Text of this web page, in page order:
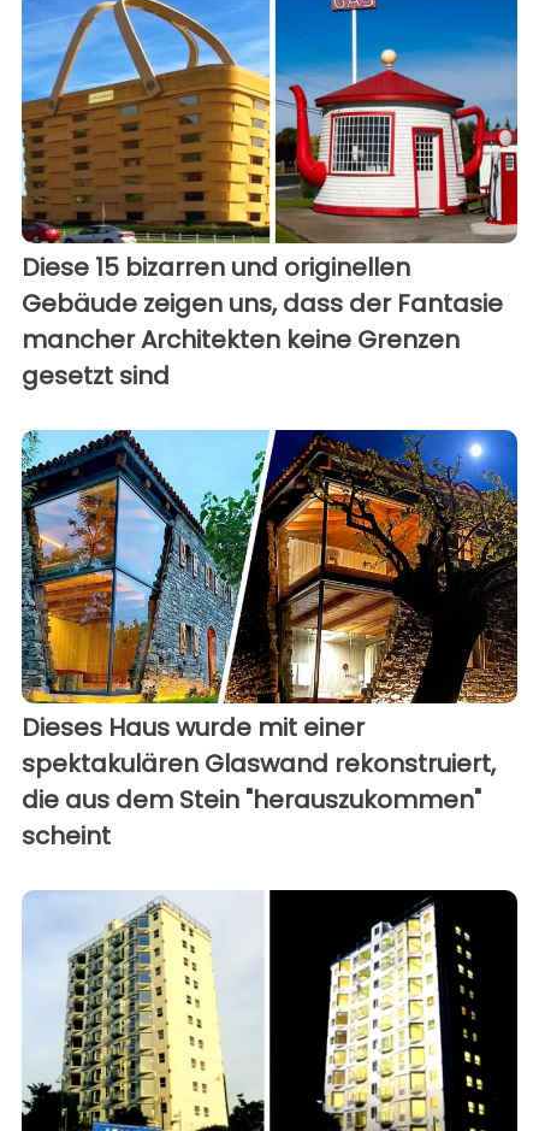
Diese 15 bizarren und originellen
Gebäude zeigen uns, dass der Fantasie
mancher Architekten keine Grenzen
gesetzt sind
Dieses Haus wurde mit einer
spektakulären Glaswand rekonstruiert,
die aus dem Stein "herauszukommen"
scheint